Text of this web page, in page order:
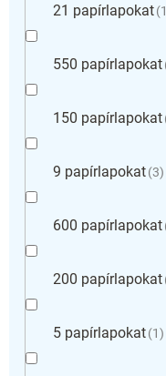
21 papírlapokat 1
550 papírlapokat
150 papírlapokat
9 papírlapokat 3
600 papírlapokat
200 papírlapokat
5 papírlapokat 1